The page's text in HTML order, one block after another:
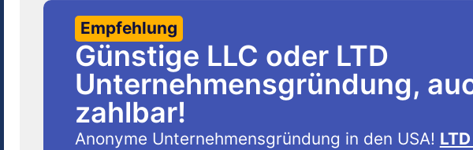
Empfehlung
Günstige LLC oder LTD
Unternehmensgründung,
zahlbar!
Anonyme Unternehmensgründung in den USA!